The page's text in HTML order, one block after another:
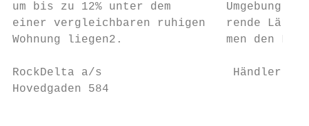
um bis zu 12% unter dem        Umgebung
einer vergleichbaren ruhigen   rende
Wohnung liegen2.               men den
RockDelta a/s                   Händler:
Hovedgaden 584